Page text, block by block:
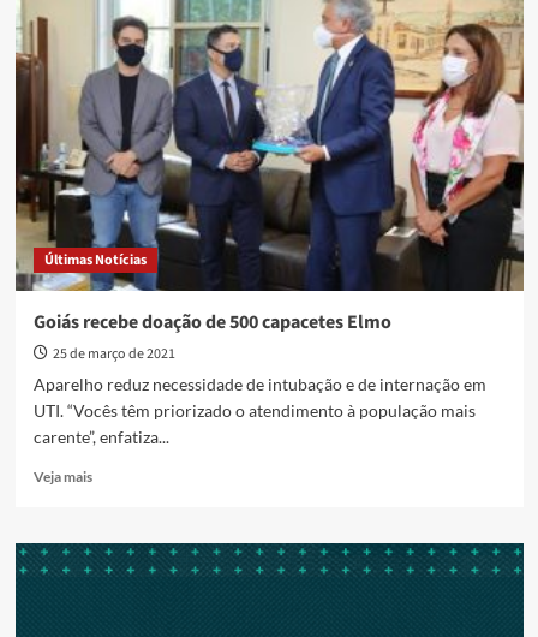
deflagra
segunda
fase
da
operação
Limpeza
Geral
para
desarticular
organização
envolvida
em
crimes
a
administração
pública
Últimas Notícias
Goiás recebe doação de 500 capacetes Elmo
25 de março de 2021
Aparelho reduz necessidade de intubação e de internação em
UTI. “Vocês têm priorizado o atendimento à população mais
carente”, enfatiza...
Veja maisRead
Goiás
recebe